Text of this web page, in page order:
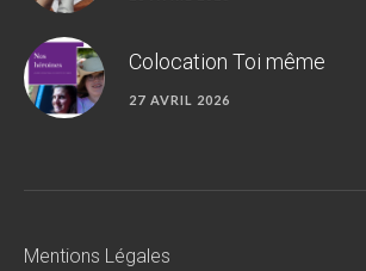
Colocation Toi même
27 AVRIL 2026
Mentions Légales